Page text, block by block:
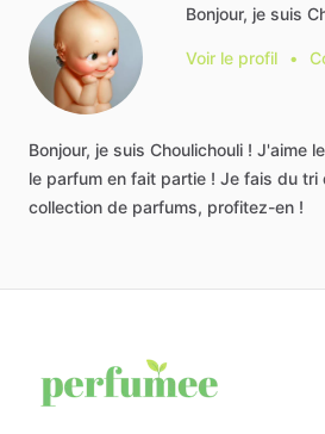
Bonjour, je suis
Voir le profil •
Bonjour, je suis Choulichouli ! J'aime
le parfum en fait partie ! Je fais du tri
collection de parfums, profitez-en !